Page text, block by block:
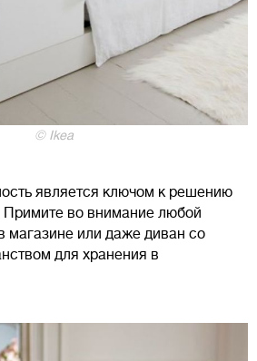
© Ikea
является ключом к решению
во внимание любой
магазине или даже диван со
для хранения в